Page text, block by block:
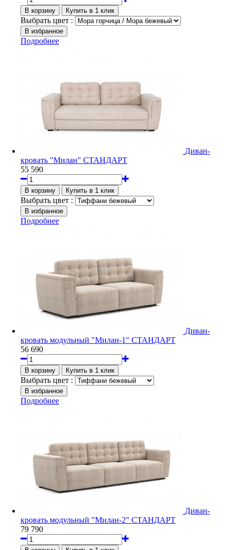
Выбрать цвет :
Подробнее
Диван-
кровать "Милан" СТАНДАРТ
55 590
Выбрать цвет :
Подробнее
Диван-
кровать модульный "Милан-1" СТАНДАРТ
56 690
Выбрать цвет :
Подробнее
Диван-
кровать модульный "Милан-2" СТАНДАРТ
79 790